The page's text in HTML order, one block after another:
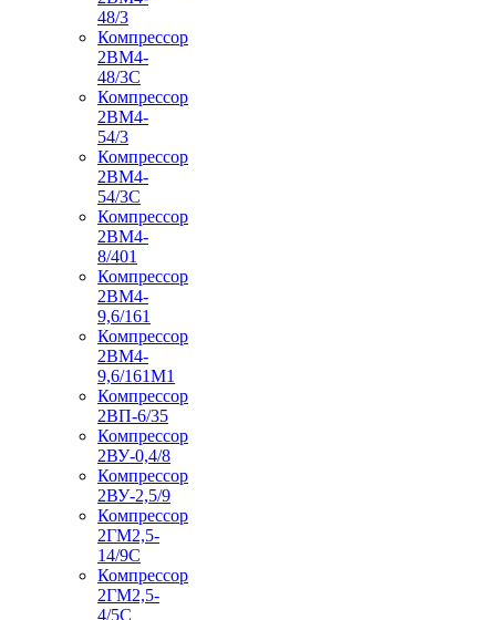
48/3
Компрессор
2ВМ4-
48/3С
Компрессор
2ВМ4-
54/3
Компрессор
2ВМ4-
54/3С
Компрессор
2ВМ4-
8/401
Компрессор
2ВМ4-
9,6/161
Компрессор
2ВМ4-
9,6/161М1
Компрессор
2ВП-6/35
Компрессор
2ВУ-0,4/8
Компрессор
2ВУ-2,5/9
Компрессор
2ГМ2,5-
14/9С
Компрессор
2ГМ2,5-
4/5С